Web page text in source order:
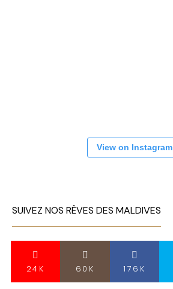
View on Instagram
SUIVEZ NOS RÊVES DES MALDIVES
24K 60K 176K